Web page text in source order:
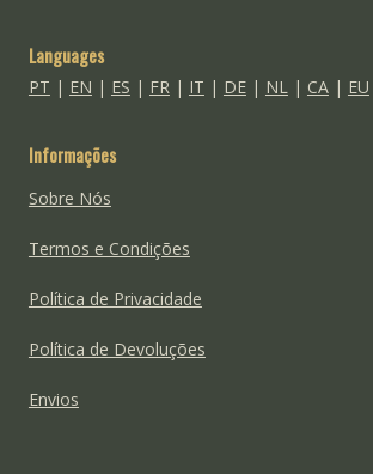
Languages
PT | EN | ES | FR| IT | DE| NL| CA| EU
Informações
Sobre Nós
Termos e Condições
Política de Privacidade
Política de Devoluções
Envios